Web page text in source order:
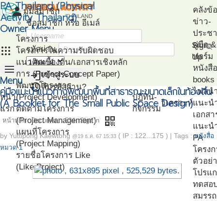
PA Thailand (Physical
Activity Thailand)
Owner Menu
apps
personมุมสมาชิก
ชื่อสมาชิก หรือ อีเมล์
รหัสผ่าน visibility_off
loginเข้าสู่ระบบ
restoreลืมรหัสผ่าน?
Sign
Up
menu
Menu
หน้า
แรก
โครงการ
โครงการในความรับผิดชอบ
แนวคิดเบื้องต้น/เอกสารเชิงหลัก
การ (Project Concept Paper)
พัฒนาโครงการ
(Project Development)
ติดตามโครงการ
(Project Management)
แผนที่โครงการ
(Project Mapping)
รายชื่อโครงการ Like
(Like Project)
ปฎิทิน-
กิจกรรม
วิเคราะห์
คลังข้
ข่าว-
ประช
คู่มือ
ฟอร์ม
หนังสื
books
ไฟล์น
แนะน
เอกสา
แนะน
PA
โครง
ตัวอย่
โปรแ
ทดสอ
สมรร
คู่มือแนะนำแนวทางพัฒนาพื้นที่สาธารณะขนาดเล็กในท้องถิ่น
(A Booklet for The Small Public Space Design)
หน้าหลัก Document 534 Sign in qr_code
by Yuttipong Kaewtong @19 ธ.ค. 67 15:33 ( IP : 122...175 ) Tags :หนังสื่อ
หมวด 1